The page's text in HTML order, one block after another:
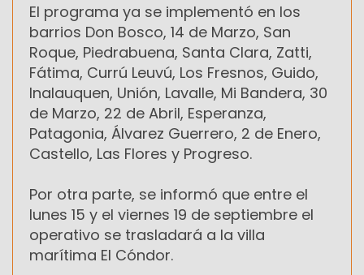
El programa ya se implementó en los
barrios Don Bosco, 14 de Marzo, San
Roque, Piedrabuena, Santa Clara, Zatti,
Fátima, Currú Leuvú, Los Fresnos, Guido,
Inalauquen, Unión, Lavalle, Mi Bandera, 30
de Marzo, 22 de Abril, Esperanza,
Patagonia, Álvarez Guerrero, 2 de Enero,
Castello, Las Flores y Progreso.
Por otra parte, se informó que entre el
lunes 15 y el viernes 19 de septiembre el
operativo se trasladará a la villa
marítima El Cóndor.